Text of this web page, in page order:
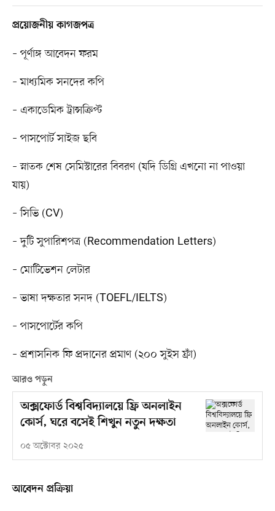
প্রয়োজনীয় কাগজপত্র
– পূর্ণাঙ্গ আবেদন ফরম
– মাধ্যমিক সনদের কপি
– একাডেমিক ট্রান্সক্রিপ্ট
– পাসপোর্ট সাইজ ছবি
– স্নাতক শেষ সেমিস্টারের বিবরণ (যদি ডিগ্রি এখনো না পাওয়া
যায়)
– সিভি (CV)
– দুটি সুপারিশপত্র (Recommendation Letters)
– মোটিভেশন লেটার
– ভাষা দক্ষতার সনদ (TOEFL/IELTS)
– পাসপোর্টের কপি
– প্রশাসনিক ফি প্রদানের প্রমাণ (২০০ সুইস ফ্রাঁ)
আরও পড়ুন
অক্সফোর্ড বিশ্ববিদ্যালয়ে ফ্রি অনলাইন
কোর্স, ঘরে বসেই শিখুন নতুন দক্ষতা
০৫ অক্টোবর ২০২৫
আবেদন প্রক্রিয়া